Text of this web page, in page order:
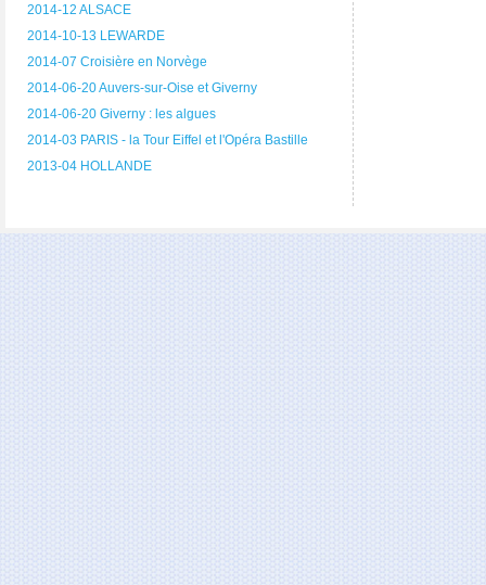
2014-12 ALSACE
2014-10-13 LEWARDE
2014-07 Croisière en Norvège
2014-06-20 Auvers-sur-Oise et Giverny
2014-06-20 Giverny : les algues
2014-03 PARIS - la Tour Eiffel et l'Opéra Bastille
2013-04 HOLLANDE